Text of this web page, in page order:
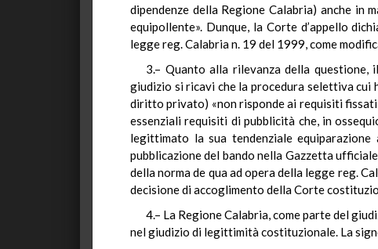
dipendenze della Regione Calabria) anche in
equipollente». Dunque, la Corte d’appello
legge reg. Calabria n. 19 del 1999, come
3.– Quanto alla rilevanza della
giudizio si ricavi che la procedura selettiva cui
diritto privato) «non risponde ai requisiti fissati
essenziali requisiti di pubblicità che, in
legittimato la sua tendenziale
pubblicazione del bando nella Gazzetta
della norma de qua ad opera della legge reg.
decisione di accoglimento della Corte
4.– La Regione Calabria, come parte del
nel giudizio di legittimità costituzionale. La